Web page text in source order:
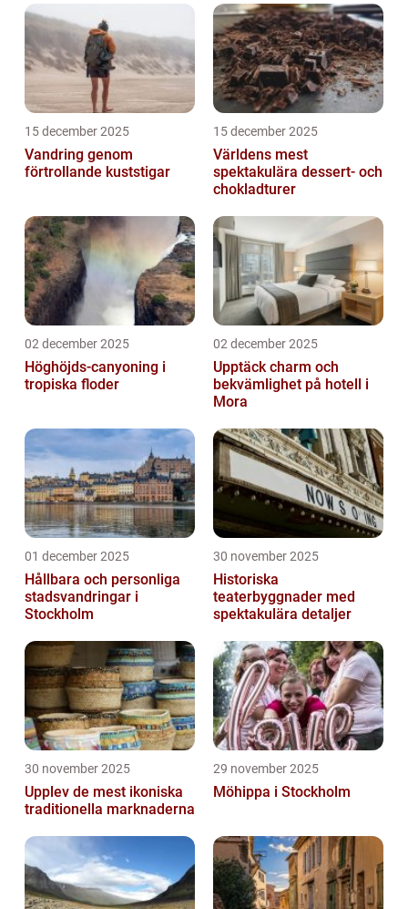
15 december 2025
Vandring genom
förtrollande kuststigar
15 december 2025
Världens mest
spektakulära dessert- och
chokladturer
02 december 2025
Höghöjds-canyoning i
tropiska floder
02 december 2025
Upptäck charm och
bekvämlighet på hotell i
Mora
01 december 2025
Hållbara och personliga
stadsvandringar i
Stockholm
30 november 2025
Historiska
teaterbyggnader med
spektakulära detaljer
30 november 2025
Upplev de mest ikoniska
traditionella marknaderna
29 november 2025
Möhippa i Stockholm